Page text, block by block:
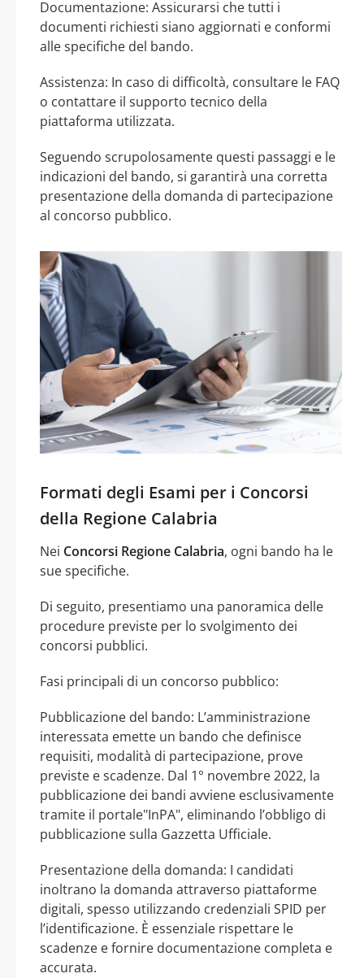
Documentazione: Assicurarsi che tutti i
documenti richiesti siano aggiornati e conformi
alle specifiche del bando.
Assistenza: In caso di difficoltà, consultare le FAQ
o contattare il supporto tecnico della
piattaforma utilizzata.
Seguendo scrupolosamente questi passaggi e le
indicazioni del bando, si garantirà una corretta
presentazione della domanda di partecipazione
al concorso pubblico.
Formati degli Esami per i Concorsi
della Regione Calabria
Nei Concorsi Regione Calabria, ogni bando ha le
sue specifiche.
Di seguito, presentiamo una panoramica delle
procedure previste per lo svolgimento dei
concorsi pubblici.
Fasi principali di un concorso pubblico:
Pubblicazione del bando: L’amministrazione
interessata emette un bando che definisce
requisiti, modalità di partecipazione, prove
previste e scadenze. Dal 1° novembre 2022, la
pubblicazione dei bandi avviene esclusivamente
tramite il portale"InPA", eliminando l’obbligo di
pubblicazione sulla Gazzetta Ufficiale.
Presentazione della domanda: I candidati
inoltrano la domanda attraverso piattaforme
digitali, spesso utilizzando credenziali SPID per
l’identificazione. È essenziale rispettare le
scadenze e fornire documentazione completa e
accurata.